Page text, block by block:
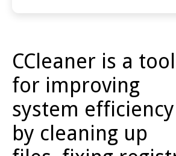
CCleaner is a tool
for improving
system efficiency
by cleaning up